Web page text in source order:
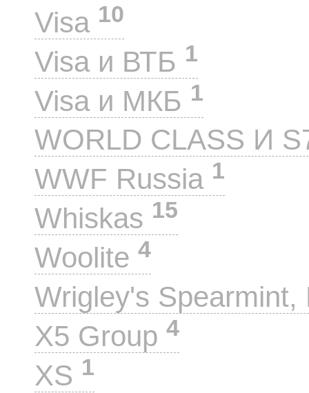
Visa 10
Visa и ВТБ 1
Visa и МКБ 1
WORLD CLASS И
WWF Russia 1
Whiskas 15
Woolite 4
Wrigley's
X5 Group 4
XS 1